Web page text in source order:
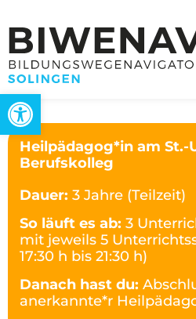
Werkzeugleiste öffnen
Heilpädagog*in am St.-
Berufskolleg
Dauer: 3 Jahre (Teilzeit)
So läuft es ab: 3
mit jeweils 5
17:30 h bis 21:30 h)
Danach hast du:
anerkannte*r